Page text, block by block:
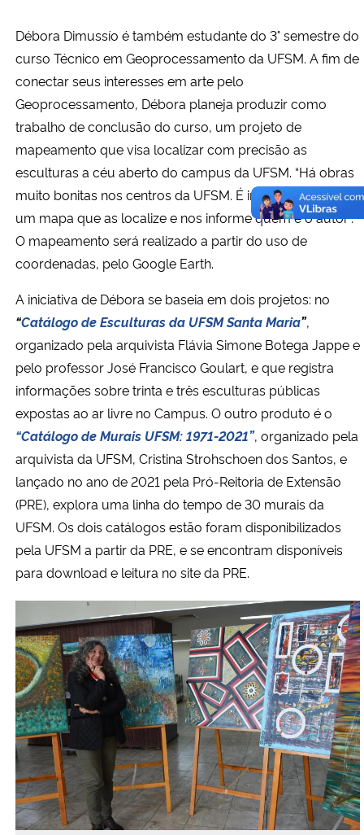
Débora Dimussío é também estudante do 3° semestre do
curso Técnico em Geoprocessamento da UFSM. A fim de
conectar seus interesses em arte pelo
Geoprocessamento, Débora planeja produzir como
trabalho de conclusão do curso, um projeto de
mapeamento que visa localizar com precisão as
esculturas a céu aberto do campus da UFSM. “Há obras
muito bonitas nos centros da UFSM. É interessante existir
um mapa que as localize e nos informe quem é o autor”.
O mapeamento será realizado a partir do uso de
coordenadas, pelo Google Earth.
A iniciativa de Débora se baseia em dois projetos: no
“Catálogode Esculturas da UFSM Santa Maria”,
organizado pela arquivista Flávia Simone Botega Jappe e
pelo professor José Francisco Goulart, e que registra
informações sobre trinta e três esculturas públicas
expostas ao ar livre no Campus. O outro produto é o
“Catálogo de Murais UFSM: 1971-2021”, organizado pela
arquivista da UFSM, Cristina Strohschoen dos Santos, e
lançado no ano de 2021 pela Pró-Reitoria de Extensão
(PRE), explora uma linha do tempo de 30 murais da
UFSM. Os dois catálogos estão foram disponibilizados
pela UFSM a partir da PRE, e se encontram disponíveis
para download e leitura no site da PRE.